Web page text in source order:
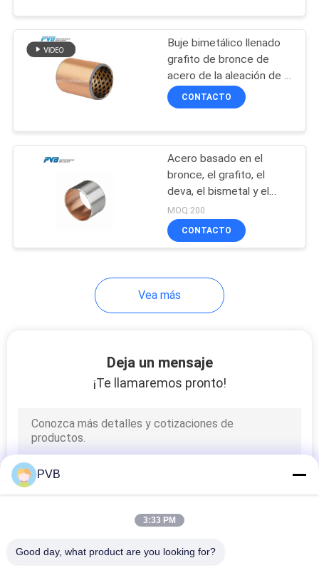
tapada grafito del
desgaste
Transporte herido
filamento
1
Transporte de la
Buje de bronce
sinterizado
Buje bimetálico llenado
grafito de bronce de
acero de la aleación de la
parte posterior
CuSn10Pb10
CONTACTO
Acero basado en el
bronce, el grafito, el
deva, el bismetal y el
rodamiento de bujes
PTF-1
MOQ:200
CONTACTO
Vea más
Deja un mensaje
¡Te llamaremos pronto!
PVB
3:33 PM
Good day, what product are you looking for?